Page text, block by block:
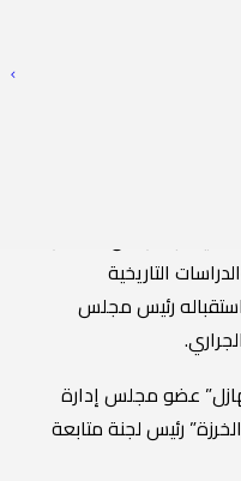
التاريخية
استقبالهرئيسمجلس
الجراري.
” عضومجلسإدارة
الخرزة” رئيسلجنةمتابعة